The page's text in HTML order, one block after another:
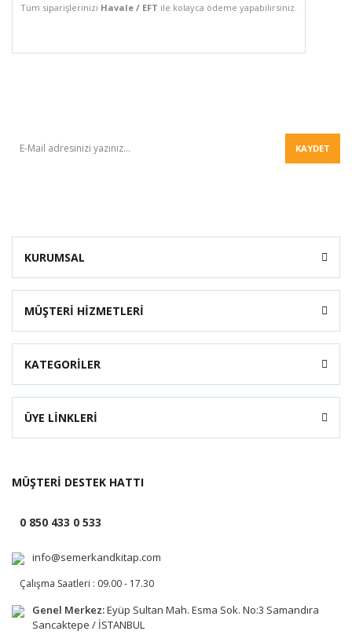
Tüm siparişlerinizi Havale / EFT ile kolayca ödeme yapabilirsiniz.
KAYDET
KURUMSAL
MÜŞTERİ HİZMETLERİ
KATEGORİLER
ÜYE LİNKLERİ
MÜŞTERİ DESTEK HATTI
0 850 433 0 533
info@semerkandkitap.com
Çalışma Saatleri : 09.00 - 17.30
Genel Merkez:Eyüp Sultan Mah. Esma Sok. No:3 Samandıra
Sancaktepe / İSTANBUL